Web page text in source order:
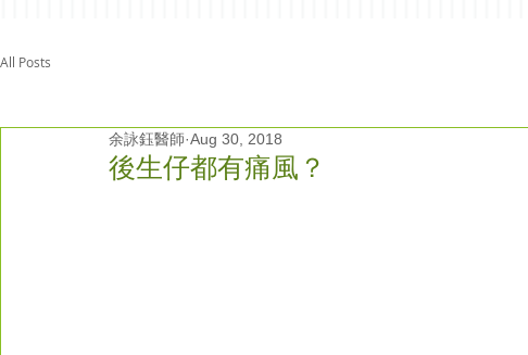
All Posts
後生仔都有痛風？
余詠鈺醫師 Aug 30, 2018